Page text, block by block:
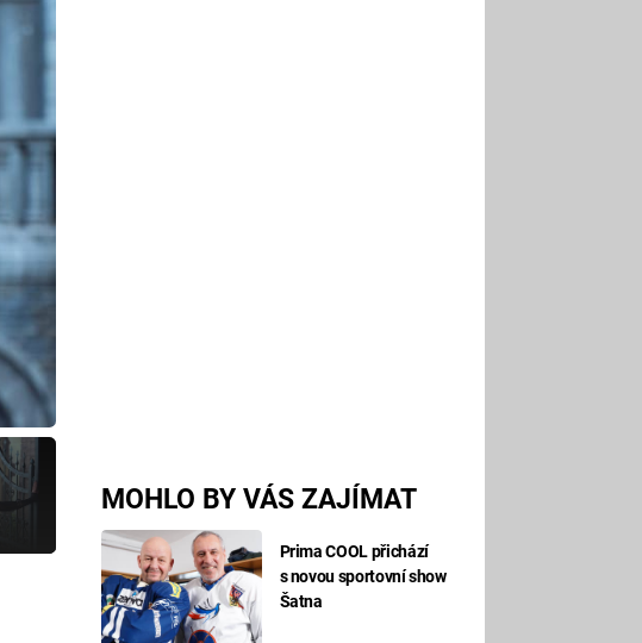
MOHLO BY VÁS ZAJÍMAT
Prima COOL přichází
s novou sportovní show
Šatna